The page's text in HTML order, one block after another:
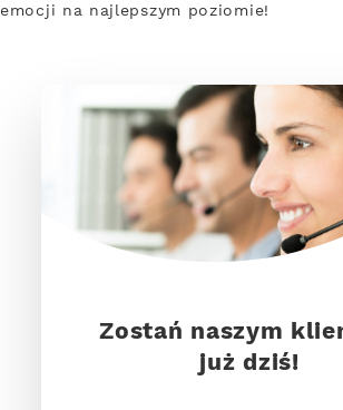
emocji na najlepszym poziomie!
Zostań naszym
już dziś!